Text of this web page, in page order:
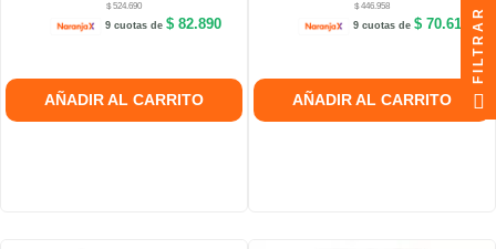
$ 524.690
9 cuotas de$ 82.890
AÑADIR AL CARRITO
$ 446.958
9 cuotas de$ 70.610
AÑADIR AL CARRITO
FILTRAR